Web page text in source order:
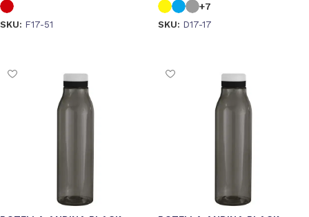
SKU: F17-51
+7
SKU: D17-17